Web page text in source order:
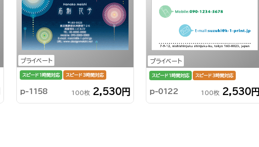
プライベート
スピード1時間対応 スピード3時間対応
p-1158 100枚 2,530円
プライベート
スピード1時間対応 スピード3時間対応
p-0122 100枚 2,530円